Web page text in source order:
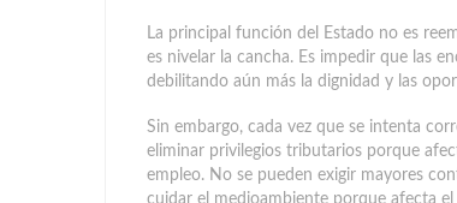
La principal función del Estado no es
es nivelar la cancha. Es impedir que las
debilitando aún más la dignidad y las
Sin embargo, cada vez que se intenta
eliminar privilegios tributarios porque
empleo. No se pueden exigir mayores
cuidar el medioambiente porque afecta el